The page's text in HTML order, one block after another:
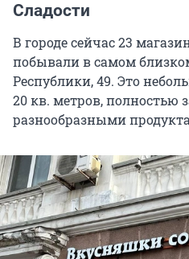
Сладости
В городе сейчас 23
побывали в самом
Республики, 49. Это
20 кв. метров, полностью
разнообразными